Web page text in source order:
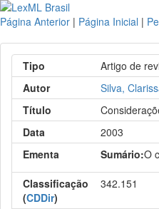
Página Anterior | Página Inicial |
Tipo
Artigo de
Autor
Silva,
Título
Data
2003
Ementa
Sumário:O
Classificação
(CDDir)
342.151